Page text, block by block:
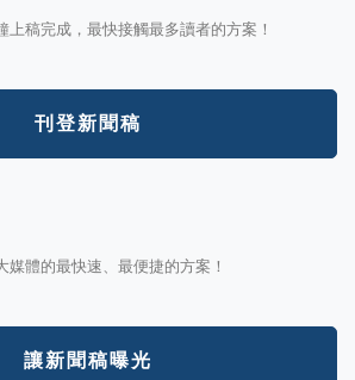
稿完成，最快接觸最多讀者的方案！
刊登新聞稿
體的最快速、最便捷的方案！
讓新聞稿曝光